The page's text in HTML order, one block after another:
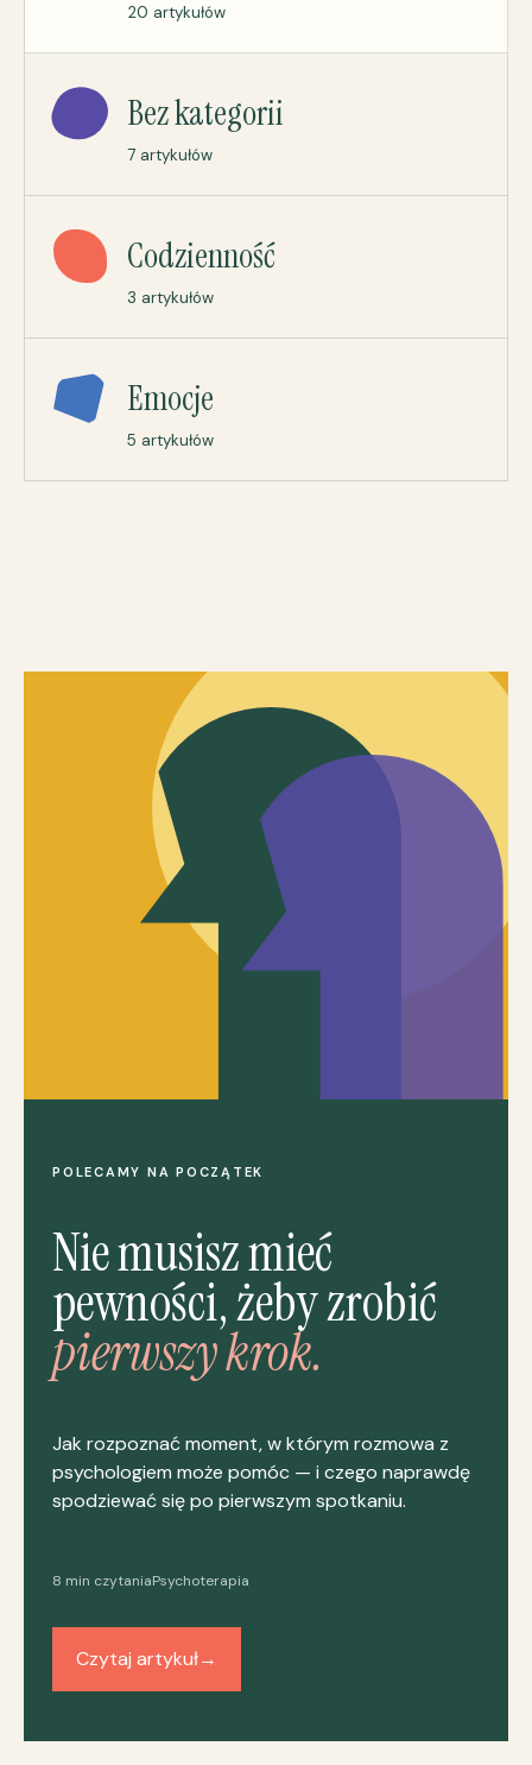
20 artykułów
Bez kategorii
7 artykułów
Codzienność
3 artykułów
Emocje
5 artykułów
POLECAMY NA POCZĄTEK
Nie musisz mieć
pewności, żeby zrobić
pierwszy krok.
Jak rozpoznać moment, w którym rozmowa z
psychologiem może pomóc — i czego naprawdę
spodziewać się po pierwszym spotkaniu.
8 min czytaniaPsychoterapia
Czytaj artykuł→